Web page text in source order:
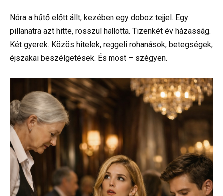
Nóra a hűtő előtt állt, kezében egy doboz tejjel. Egy
pillanatra azt hitte, rosszul hallotta. Tizenkét év házasság.
Két gyerek. Közös hitelek, reggeli rohanások, betegségek,
éjszakai beszélgetések. És most – szégyen.